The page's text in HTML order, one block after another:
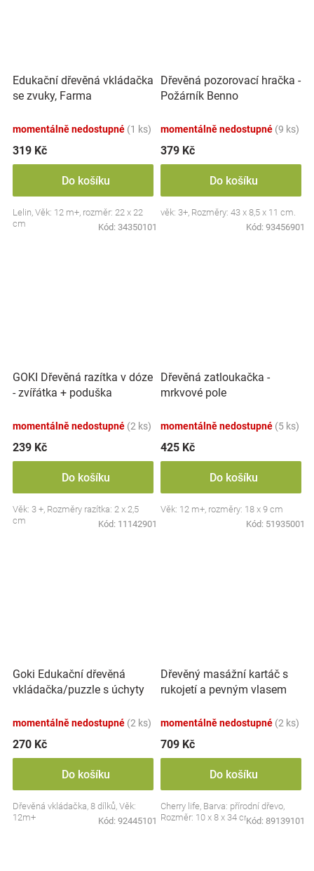
Edukační dřevěná vkládačka
se zvuky, Farma
momentálně nedostupné (1 ks)
319 Kč
Do košíku
Lelin, Věk: 12 m+, rozměr: 22 x 22
cm
Kód: 34350101
Dřevěná pozorovací hračka -
Požárník Benno
momentálně nedostupné (9 ks)
379 Kč
Do košíku
věk: 3+, Rozměry: 43 x 8,5 x 11 cm.
Kód: 93456901
GOKI Dřevěná razítka v dóze
- zvířátka + poduška
momentálně nedostupné (2 ks)
239 Kč
Do košíku
Věk: 3 +, Rozměry razítka: 2 x 2,5
cm
Kód: 11142901
Dřevěná zatloukačka -
mrkvové pole
momentálně nedostupné (5 ks)
425 Kč
Do košíku
Věk: 12 m+, rozměry: 18 x 9 cm
Kód: 51935001
Goki Edukační dřevěná
vkládačka/puzzle s úchyty
momentálně nedostupné (2 ks)
270 Kč
Do košíku
Dřevěná vkládačka, 8 dílků, Věk:
12m+
Kód: 92445101
Dřevěný masážní kartáč s
rukojetí a pevným vlasem
momentálně nedostupné (2 ks)
709 Kč
Do košíku
Cherry life, Barva: přírodní dřevo,
Rozměr: 10 x 8 x 34 cm.Kód: 89139101